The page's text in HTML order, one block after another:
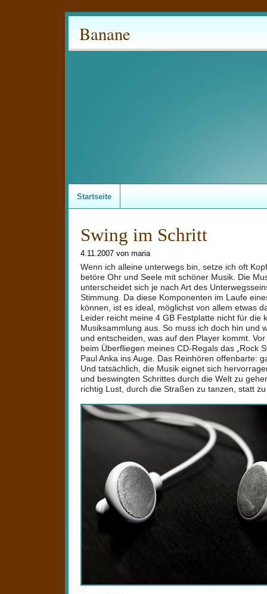
Banane
Startseite
Swing im Schritt
4.11.2007 von maria
Wenn ich alleine unterwegs bin, setze ich oft
betöre Ohr und Seele mit schöner Musik. Die
unterscheidet sich je nach Art des
Stimmung. Da diese Komponenten im Laufe
können, ist es ideal, möglichst von allem etwas
Leider reicht meine 4 GB Festplatte nicht für die
Musiksammlung aus. So muss ich doch hin und
und entscheiden, was auf den Player kommt.
beim Überfliegen meines CD-Regals das „Rock
Paul Anka ins Auge. Das Reinhören offenbarte:
Und tatsächlich, die Musik eignet sich
und beswingten Schrittes durch die Welt zu
richtig Lust, durch die Straßen zu tanzen, statt